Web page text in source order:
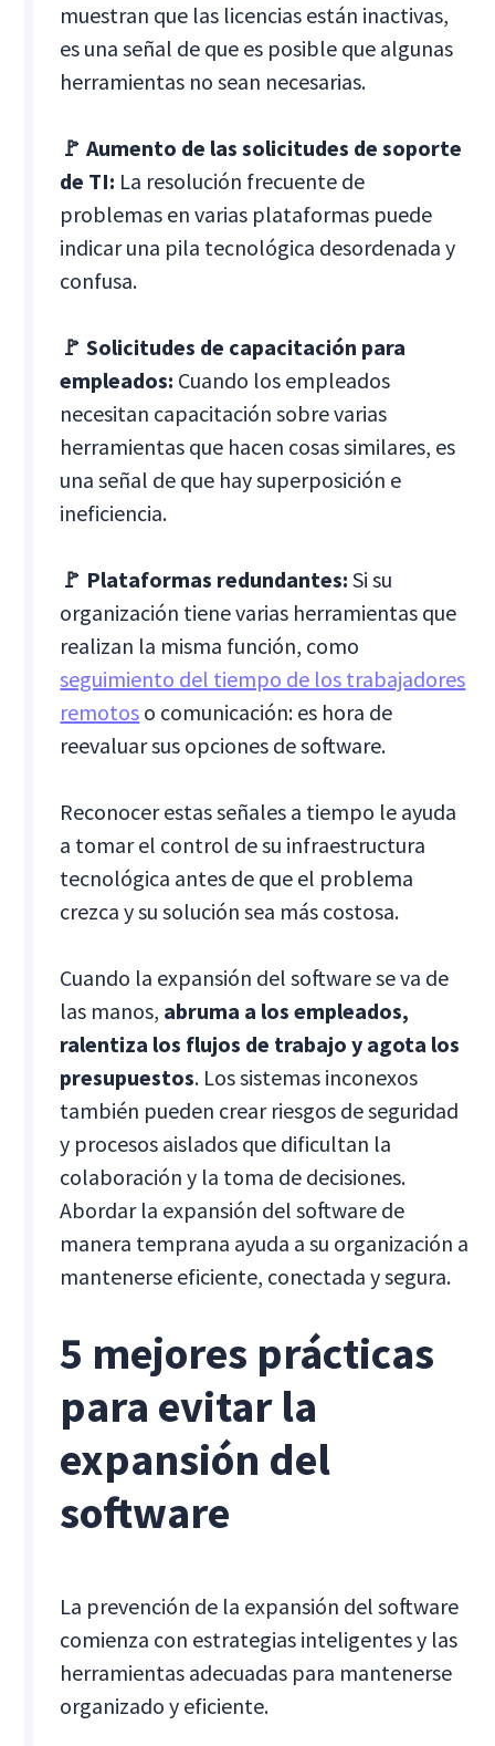
muestran que las licencias están inactivas,
es una señal de que es posible que algunas
herramientas no sean necesarias.
🚩 Aumento de las solicitudes de soporte
de TI: La resolución frecuente de
problemas en varias plataformas puede
indicar una pila tecnológica desordenada y
confusa.
🚩 Solicitudes de capacitación para
empleados: Cuando los empleados
necesitan capacitación sobre varias
herramientas que hacen cosas similares, es
una señal de que hay superposición e
ineficiencia.
🚩 Plataformas redundantes: Si su
organización tiene varias herramientas que
realizan la misma función, como
seguimiento del tiempo de los trabajadores
remotos o comunicación: es hora de
reevaluar sus opciones de software.
Reconocer estas señales a tiempo le ayuda
a tomar el control de su infraestructura
tecnológica antes de que el problema
crezca y su solución sea más costosa.
Cuando la expansión del software se va de
las manos, abruma a los empleados,
ralentiza los flujos de trabajo y agota los
presupuestos. Los sistemas inconexos
también pueden crear riesgos de seguridad
y procesos aislados que dificultan la
colaboración y la toma de decisiones.
Abordar la expansión del software de
manera temprana ayuda a su organización a
mantenerse eficiente, conectada y segura.
5 mejores prácticas
para evitar la
expansión del
software
La prevención de la expansión del software
comienza con estrategias inteligentes y las
herramientas adecuadas para mantenerse
organizado y eficiente.